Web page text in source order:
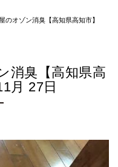
のオゾン消臭【高知県高知市】
消臭【高知県高
月 27日